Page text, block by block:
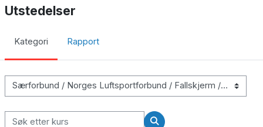
Utstedelser
Kategori Rapport
Kurskategorier
Søk etter kurs